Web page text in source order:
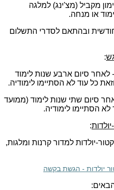
מקביל (מצ'ינג) למלגה
או מנחה.
ובהתאם לסדרי התשלום
:
- לאחר סיום ארבע שנות לימוד
כל עוד לא הסתיימו לימודיה.
סיום שתי שנות לימוד (ממועד
הסתיימו לימודיה.
:
יולדות למדור קרנות ומלגות,
יולדות - הגשת בקשה